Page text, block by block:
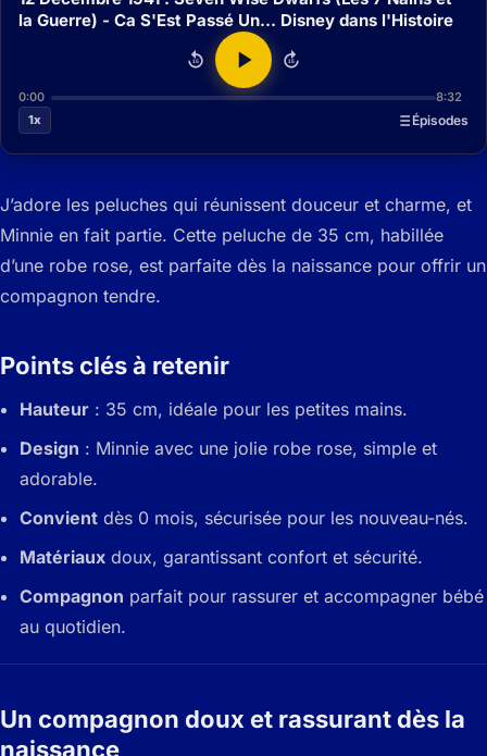
la Guerre) - Ca S'Est Passé Un... Disney dans l'Histoire
15 15
0:00
8:32
1x
Épisodes
J’adore les peluches qui réunissent douceur et charme, et
Minnie en fait partie. Cette peluche de 35 cm, habillée
d’une robe rose, est parfaite dès la naissance pour offrir un
compagnon tendre.
Points clés à retenir
Hauteur : 35 cm, idéale pour les petites mains.
Design : Minnie avec une jolie robe rose, simple et
adorable.
Convient dès 0 mois, sécurisée pour les nouveau-nés.
Matériaux doux, garantissant confort et sécurité.
Compagnon parfait pour rassurer et accompagner bébé
au quotidien.
Un compagnon doux et rassurant dès la
naissance